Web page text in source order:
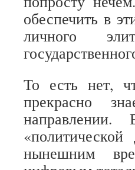
обеспечить в
личного
То есть нет,
прекрасно
нынешним